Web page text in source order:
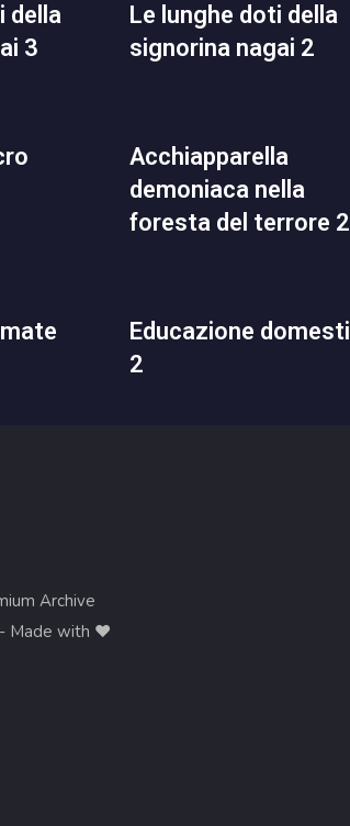
3
le lunghe doti della
signorina nagai 2
acchiapparella
demoniaca nella
foresta del terrore 2
educazione domestica
2
Archive
Made with ❤︎